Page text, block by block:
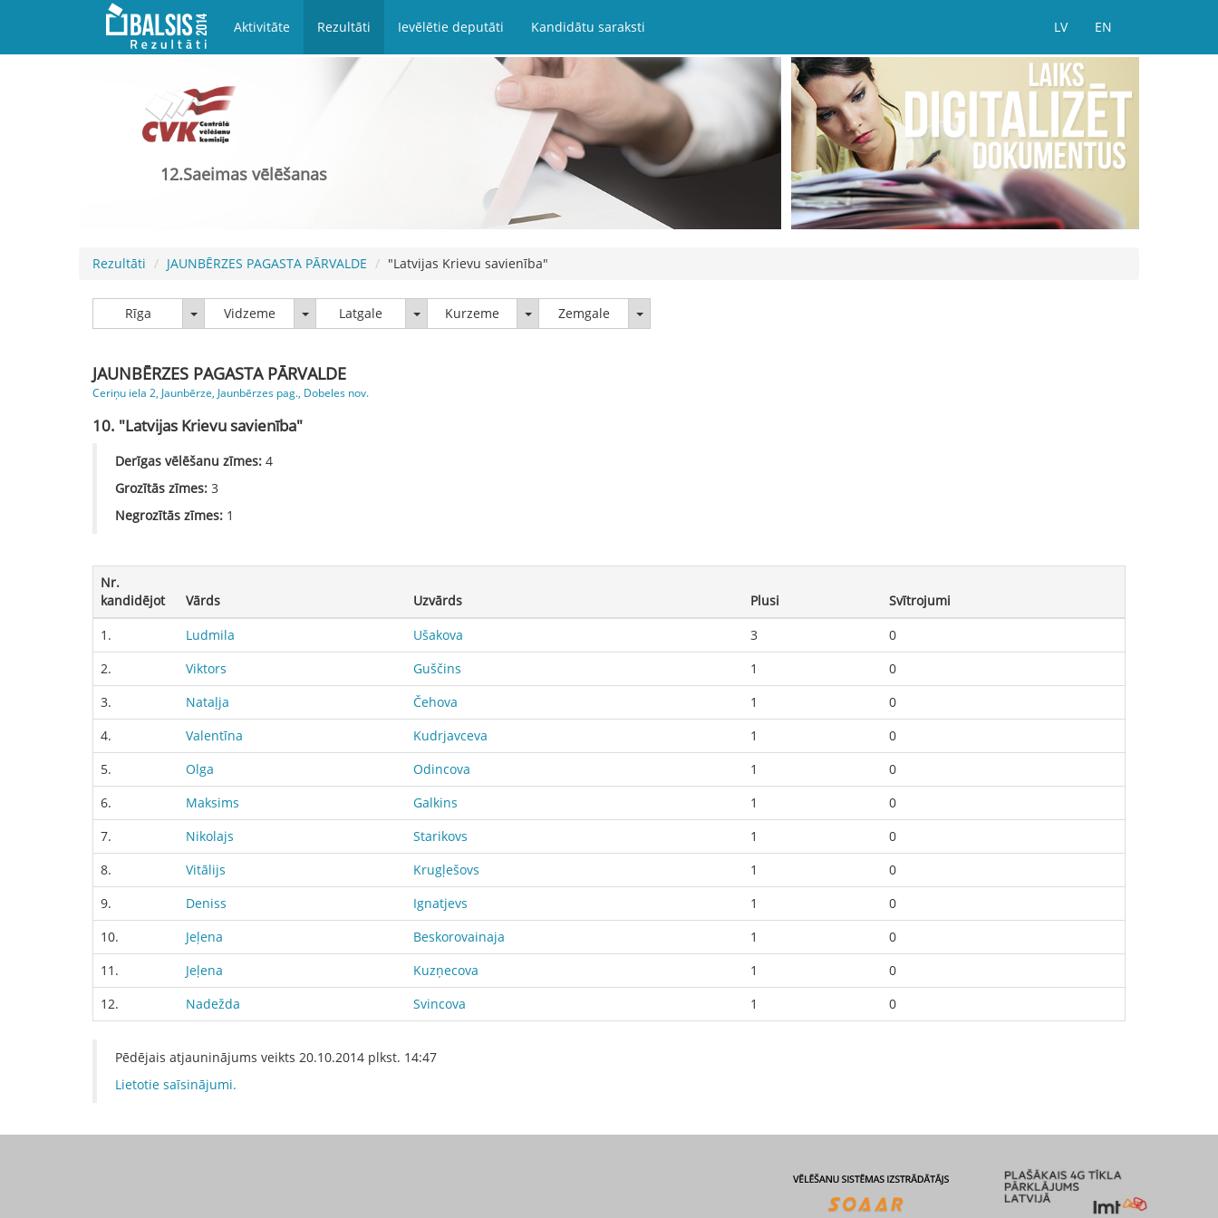
Aktivitāte Rezultāti Ievēlētie deputāti Kandidātu saraksti LV EN
12.Saeimas vēlēšanas
Rezultāti JAUNBĒRZES PAGASTA PĀRVALDE "Latvijas Krievu savienība"
Rīga Rīga Vidzeme VidzemeLatgale LatgaleKurzeme KurzemeZemgale Zemgale
JAUNBĒRZES PAGASTA PĀRVALDE
Ceriņu iela 2, Jaunbērze, Jaunbērzes pag., Dobeles nov.
10. "Latvijas Krievu savienība"
Derīgas vēlēšanu zīmes: 4
Grozītās zīmes: 3
Negrozītās zīmes: 1
Nr.
kandidējot
Vārds Uzvārds Plusi
Svītrojumi
1.
Ludmila Ušakova 3
0
2.
Viktors Guščins 1
0
3.
Nataļja Čehova 1
0
4.
Valentīna Kudrjavceva 1
0
5.
Olga Odincova 1
0
6.
Maksims Galkins 1
0
7.
Nikolajs Starikovs 1
0
8.
Vitālijs Krugļešovs 1
0
9.
Deniss Ignatjevs 1
0
10.
Jeļena Beskorovainaja 1
0
11.
Jeļena Kuzņecova 1
0
12.
Nadežda Svincova 1 0
Pēdējais atjauninājums veikts 20.10.2014 plkst. 14:47
Lietotie saīsinājumi.